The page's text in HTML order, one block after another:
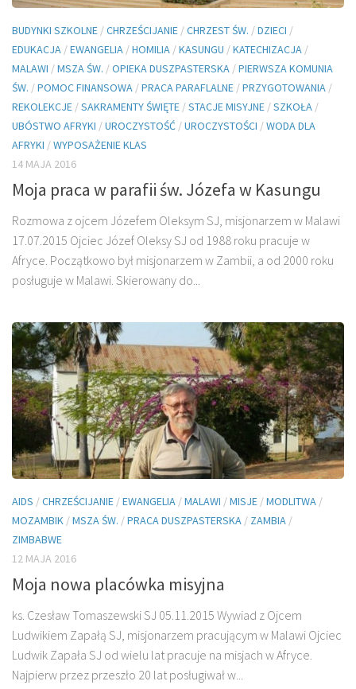
BUDYNKI SZKOLNE /CHRZEŚCIJANIE /CHRZEST ŚW. /DZIECI /
EDUKACJA /EWANGELIA /HOMILIA /KASUNGU /KATECHIZACJA /
MALAWI /MSZA ŚW. /OPIEKA DUSZPASTERSKA /PIERWSZA KOMUNIA
ŚW. /POMOC FINANSOWA /PRACA PARAFLALNE /PRZYGOTOWANIA /
REKOLEKCJE /SAKRAMENTY ŚWIĘTE /STACJE MISYJNE /SZKOŁA /
UBÓSTWO AFRYKI /UROCZYSTOŚĆ /UROCZYSTOŚCI /WODA DLA
AFRYKI /WYPOSAŻENIE KLAS
14 MAJA 2016
Moja praca w parafii św. Józefa w Kasungu
Rozmowa z ojcem Józefem Oleksym SJ, misjonarzem w Malawi
17.07.2015 Ojciec Józef Oleksy SJ od 1988 roku pracuje w
Afryce. Początkowo był misjonarzem w Zambii, a od 2000 roku
posługuje w Malawi. Skierowany do...
AIDS /CHRZEŚCIJANIE /EWANGELIA /MALAWI /MISJE /MODLITWA /
MOZAMBIK /MSZA ŚW. /PRACA DUSZPASTERSKA / ZAMBIA /
ZIMBABWE
12 MAJA 2016
Moja nowa placówka misyjna
ks. Czesław Tomaszewski SJ 05.11.2015 Wywiad z Ojcem
Ludwikiem Zapałą SJ, misjonarzem pracującym w Malawi Ojciec
Ludwik Zapała SJ od wielu lat pracuje na misjach w Afryce.
Najpierw przez przeszło 20 lat posługiwał w...